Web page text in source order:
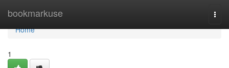
bookmarkuse
Home
Home
1